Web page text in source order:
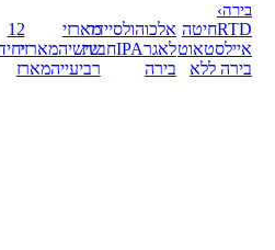
בירה›
RTDחיטה
איילסטאוט
בירה ללא
אלכוהולסיידר
לאגרIPAחבית
בירה
מארזי
שישיהמארזי
רביעייהמארז
12